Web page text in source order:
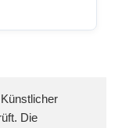
Die